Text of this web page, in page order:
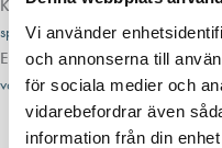
Vi använder
och annonserna till
för sociala medier och
vidarebefordrar även
information från din
Kategorier: Automatbevattning,
sprinkler bevattning ,
Etiketter:block system, claber,
vattenkoppling